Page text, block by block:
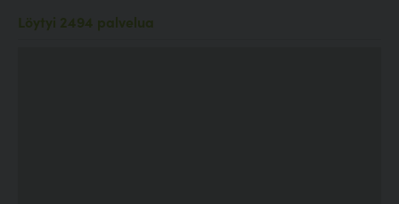
Löytyi 2494 palvelua